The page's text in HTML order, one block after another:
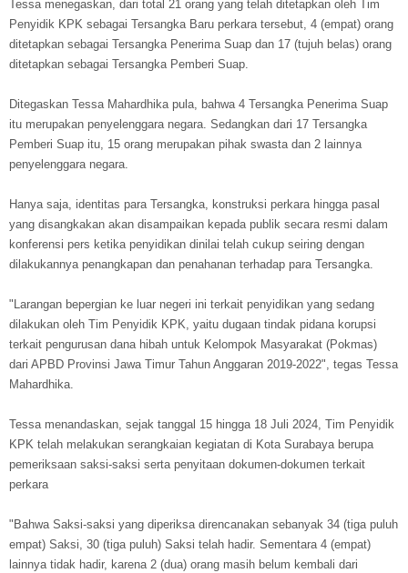
Tessa menegaskan, dari total 21 orang yang telah ditetapkan oleh Tim
Penyidik KPK sebagai Tersangka Baru perkara tersebut, 4 (empat) orang
ditetapkan sebagai Tersangka Penerima Suap dan 17 (tujuh belas) orang
ditetapkan sebagai Tersangka Pemberi Suap.
Ditegaskan Tessa Mahardhika pula, bahwa 4 Tersangka Penerima Suap
itu merupakan penyelenggara negara. Sedangkan dari 17 Tersangka
Pemberi Suap itu, 15 orang merupakan pihak swasta dan 2 lainnya
penyelenggara negara.
Hanya saja, identitas para Tersangka, konstruksi perkara hingga pasal
yang disangkakan akan disampaikan kepada publik secara resmi dalam
konferensi pers ketika penyidikan dinilai telah cukup seiring dengan
dilakukannya penangkapan dan penahanan terhadap para Tersangka.
"Larangan bepergian ke luar negeri ini terkait penyidikan yang sedang
dilakukan oleh Tim Penyidik KPK, yaitu dugaan tindak pidana korupsi
terkait pengurusan dana hibah untuk Kelompok Masyarakat (Pokmas)
dari APBD Provinsi Jawa Timur Tahun Anggaran 2019-2022", tegas Tessa
Mahardhika.
Tessa menandaskan, sejak tanggal 15 hingga 18 Juli 2024, Tim Penyidik
KPK telah melakukan serangkaian kegiatan di Kota Surabaya berupa
pemeriksaan saksi-saksi serta penyitaan dokumen-dokumen terkait
perkara
"Bahwa Saksi-saksi yang diperiksa direncanakan sebanyak 34 (tiga puluh
empat) Saksi, 30 (tiga puluh) Saksi telah hadir. Sementara 4 (empat)
lainnya tidak hadir, karena 2 (dua) orang masih belum kembali dari